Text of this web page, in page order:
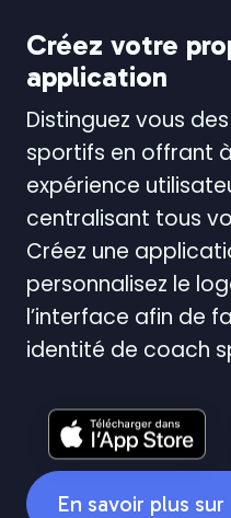
Créez votre
application
Distinguez vous
sportifs en offrant
expérience
centralisant tous
Créez une
personnalisez le
l’interface afin de
identité de coach
En savoir plus